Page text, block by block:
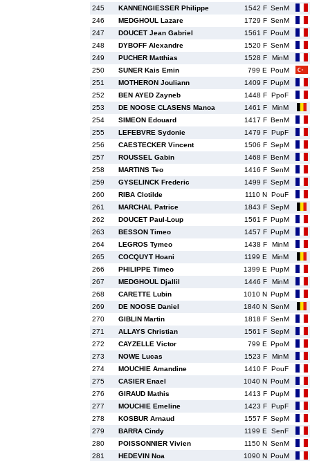
245
KANNENGIESSER Philippe 1542 F SenM
246
MEDGHOUL Lazare 1729 F SenM
247
DOUCET Jean Gabriel 1561 F PouM
248
DYBOFF Alexandre 1520 F SenM
249
PUCHER Matthias 1528 F
MinM
250
SUNER Kais Emin 799 E PouM
251
MOTHERON Jouliann 1409 F PupM
252
BEN AYED Zayneb 1448 F PpoF
253
DE NOOSE CLASENS Manoa 1461 F
MinM
254
SIMEON Edouard 1417 F BenM
255
LEFEBVRE Sydonie 1479 F PupF
256
CAESTECKER Vincent 1506 F SepM
257
ROUSSEL Gabin 1468 F BenM
258
MARTINS Teo 1416 F SenM
259
GYSELINCK Frederic 1499 F SepM
260
RIBA Clotilde 1110 N PouF
261
MARCHAL Patrice 1843 F SepM
262
DOUCET Paul-Loup 1561 F PupM
263
BESSON Timeo 1457 F PupM
264
LEGROS Tymeo 1438 F
MinM
265
COCQUYT Hoani 1199 E
MinM
266
PHILIPPE Timeo 1399 E PupM
267
MEDGHOUL Djallil 1446 F
MinM
268
CARETTE Lubin 1010 N PupM
269
DE NOOSE Daniel 1840 N SenM
270
GIBLIN Martin 1818 F SenM
271
ALLAYS Christian 1561 F SepM
272
CAYZELLE Victor 799 E PpoM
273
NOWE Lucas 1523 F
MinM
274
MOUCHIE Amandine 1410 F PouF
275
CASIER Enael 1040 N PouM
276
GIRAUD Mathis 1413 F PupM
277
MOUCHIE Emeline 1423 F PupF
278
KOSBUR Arnaud 1557 F SepM
279
BARRA Cindy 1199 E
SenF
280
POISSONNIER Vivien 1150 N SenM
281
HEDEVIN Noa 1090 N PouM